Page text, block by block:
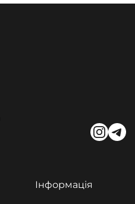
Інформація